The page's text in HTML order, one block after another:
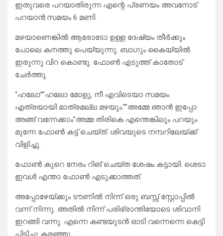
ഇതുവരെ പറയാതിരുന്ന എന്റെ പ്രണയം അവനോട്
പറയാൻ.സമയം 6 മണി.
മഴയാണെങ്കിൽ ആരോടോ ഉള്ള ദേഷ്യം തീർക്കും
പോലെ കനത്തു പെയ്യുന്നു. ബാഗും കൈയ്യിൽ
ഇരുന്നു വിറ കൊണ്ടു. ഫോൺ എടുത്ത് കാതോട്
ചേർത്തു.
“ഹലോ””ഹലോ മോളു, നീ എവിടെയാ സമയം
എത്രയായി മാത്രമല്ല മഴയും.””അമ്മേ ഞാൻ ഇപ്പോ
അങ്ങ് വന്നേക്കാം”അമ്മ തിരികെ എന്തെങ്കിലും പറയും
മുന്നേ ഫോൺ കട്ട് ചെയ്ത്. ശിവയുടെ നമ്പറിലേയ്ക്ക്
വിളിച്ചു.
ഫോൺ കുറെ നേരം റിങ് ചെയ്ത ശേഷം കട്ടായി. ശെടാ
ഇവൾ എന്താ ഫോൺ എടുക്കാത്തത്.
അപ്പോഴേയ്ക്കും ടൗണിൽ നിന്ന് ഒരു ബസ്സ് സ്റ്റോപ്പിൽ
വന്ന് നിന്നു. അതിൽ നിന്ന് പരിഭ്രാന്തിയോടെ ശിവാനി
ഇറങ്ങി വന്നു. എന്നെ കണ്ടയുടൻ ഓടി വന്നെന്നെ കെട്ടി